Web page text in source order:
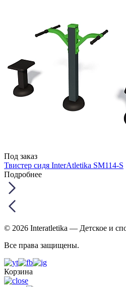
Под заказ
Твистер сидя InterAtletika SM114-S
Подробнее
© 2026 Interatletika — Детское и
Все права защищены.
Корзина